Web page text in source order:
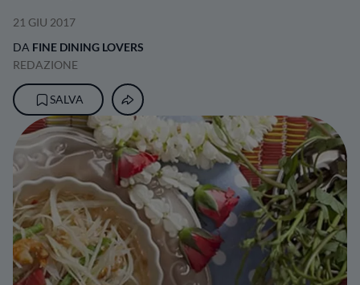
21 GIU 2017
DA FINE DINING LOVERS
REDAZIONE
SALVA